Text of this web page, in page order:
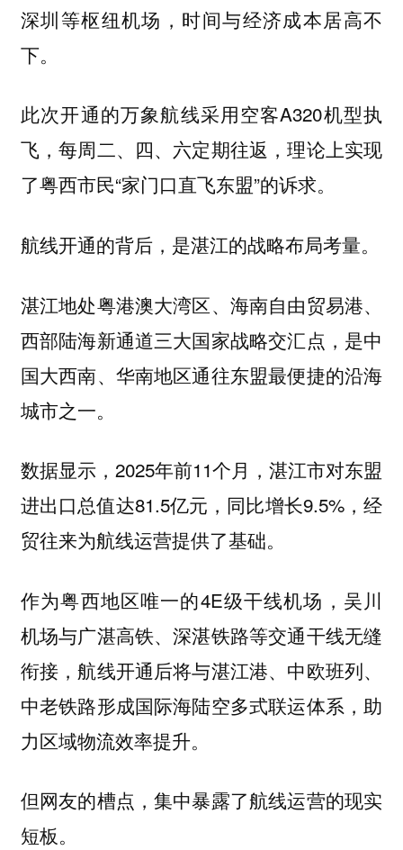
深圳等枢纽机场，时间与经济成本居高不
下。
此次开通的万象航线采用空客A320机型执
飞，每周二、四、六定期往返，理论上实现
了粤西市民“家门口直飞东盟”的诉求。
航线开通的背后，是湛江的战略布局考量。
湛江地处粤港澳大湾区、海南自由贸易港、
西部陆海新通道三大国家战略交汇点，是中
国大西南、华南地区通往东盟最便捷的沿海
城市之一。
数据显示，2025年前11个月，湛江市对东盟
进出口总值达81.5亿元，同比增长9.5%，经
贸往来为航线运营提供了基础。
作为粤西地区唯一的4E级干线机场，吴川
机场与广湛高铁、深湛铁路等交通干线无缝
衔接，航线开通后将与湛江港、中欧班列、
中老铁路形成国际海陆空多式联运体系，助
力区域物流效率提升。
但网友的槽点，集中暴露了航线运营的现实
短板。